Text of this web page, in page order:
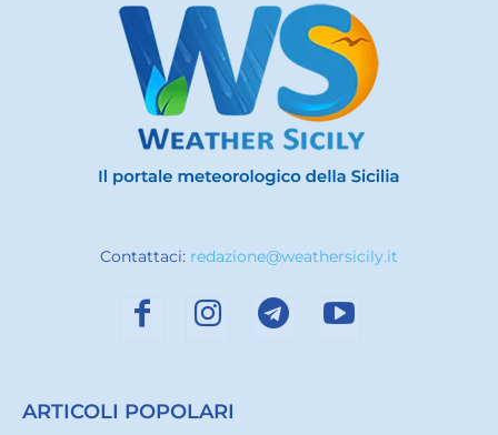
Contattaci: redazione@weathersicily.it
ARTICOLI POPOLARI